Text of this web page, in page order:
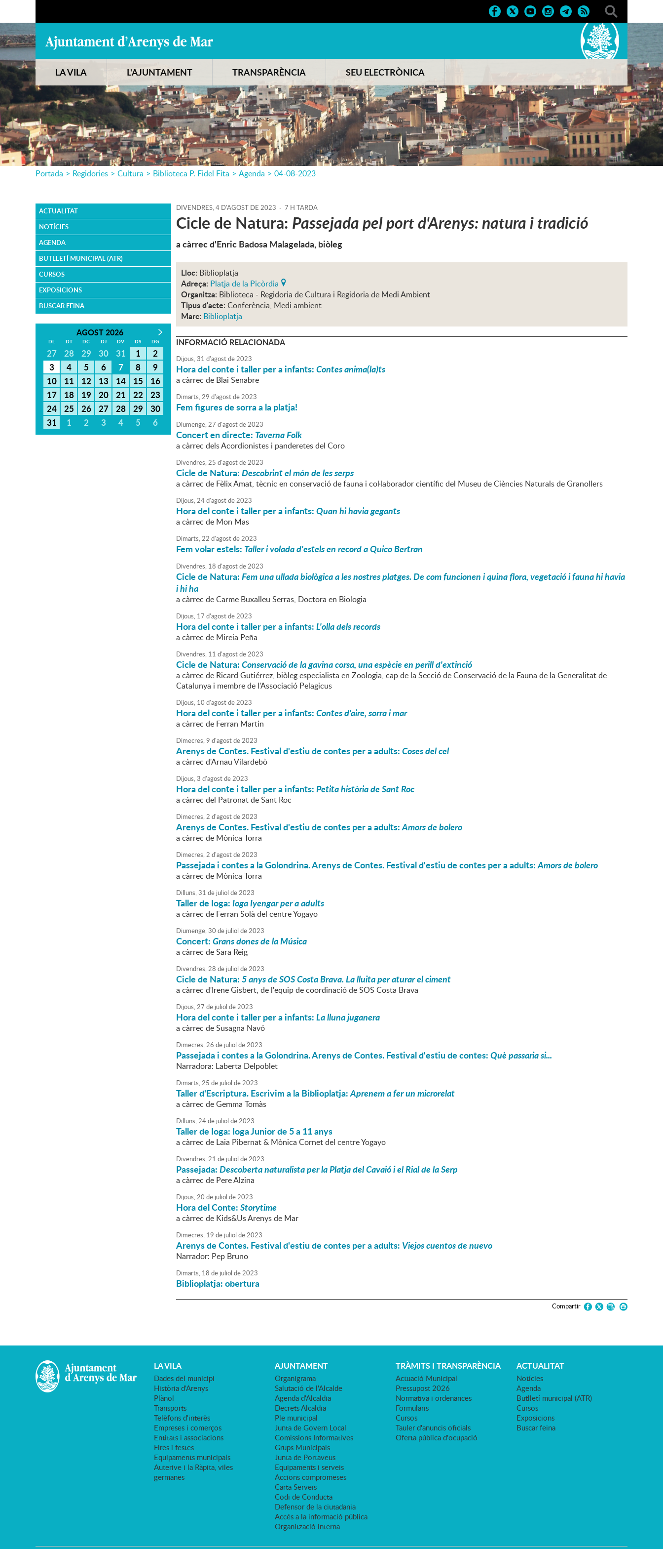
LA VILA L'AJUNTAMENT TRANSPARÈNCIA SEU ELECTRÒNICA
Portada > Regidories > Cultura > Biblioteca P. Fidel Fita > Agenda > 04-08-2023
ACTUALITAT
NOTÍCIES
AGENDA
BUTLLETÍ MUNICIPAL (ATR)
CURSOS
EXPOSICIONS
BUSCAR FEINA
AGOST 2026
DL DT DC DJ DV DS DG
27 28 29 30 31 1
2
3
4 5 6 7 8
9
10
11 12 13 14 15
16
17
18 19 20 21 22
23
24
25 26 27 28 29
30
31
1 2 3 4 5 6
DIVENDRES,4 D'AGOST DE 2023 - 7 H TARDA
Cicle de Natura: Passejada pel port d'Arenys: natura i tradició
a càrrec d'Enric Badosa Malagelada, biòleg
Lloc: Biblioplatja
Adreça: Platja de la Picòrdia
Organitza: Biblioteca - Regidoria de Cultura i Regidoria de Medi Ambient
Tipus d'acte: Conferència, Medi ambient
Marc: Biblioplatja
INFORMACIÓ RELACIONADA
Dijous,31 d'agostde2023
Hora del conte i taller per a infants:Contes anima(la)ts
a càrrec de Blai Senabre
Dimarts,29 d'agostde2023
Fem figures de sorra a la platja!
Diumenge,27 d'agostde2023
Concert en directe: Taverna Folk
a càrrec dels Acordionistes i panderetes del Coro
Divendres,25 d'agostde2023
Cicle de Natura:Descobrint el món de les serps
a càrrec de Fèlix Amat, tècnic en conservació de fauna i col·laborador científic del Museu de Ciències Naturals de Granollers
Dijous,24d'agostde2023
Hora del conte i taller per a infants:Quan hi havia gegants
a càrrec de Mon Mas
Dimarts,22 d'agostde2023
Fem volar estels: Taller i volada d'estels en record a Quico Bertran
Divendres, 18 d'agostde2023
Cicle de Natura:Fem una ullada biològica a les nostres platges. De com funcionen i quina flora, vegetació i fauna hi havia
i hi ha
a càrrec de Carme Buxalleu Serras, Doctora en Biologia
Dijous, 17 d'agostde2023
Hora del conte i taller per a infants:L'olla dels records
a càrrec de Mireia Peña
Divendres, 11 d'agostde2023
Cicle de Natura:Conservació de la gavina corsa, una espècie en perill d'extinció
a càrrec de Ricard Gutiérrez, biòleg especialista en Zoologia, cap de la Secció de Conservació de la Fauna de la Generalitat de
Catalunya i membre de l'Associació Pelagicus
Dijous, 10 d'agostde2023
Hora del conte i taller per a infants:Contes d'aire, sorra i mar
a càrrec de Ferran Martin
Dimecres,9 d'agostde2023
Arenys de Contes. Festival d'estiu de contes per a adults:Coses del cel
a càrrec d'Arnau Vilardebò
Dijous,3 d'agostde2023
Hora del conte i taller per a infants:Petita història de Sant Roc
a càrrec del Patronat de Sant Roc
Dimecres,2 d'agostde2023
Arenys de Contes. Festival d'estiu de contes per a adults:Amors de bolero
a càrrec de Mònica Torra
Dimecres,2 d'agostde2023
Passejada i contes a la Golondrina. Arenys de Contes. Festival d'estiu de contes per a adults:Amors de bolero
a càrrec de Mònica Torra
Dilluns,31 de juliol de2023
Taller de Ioga:Ioga Iyengar per a adults
a càrrec de Ferran Solà del centre Yogayo
Diumenge,30 de juliol de2023
Concert:Grans dones de la Música
a càrrec de Sara Reig
Divendres,28 de juliol de2023
Cicle de Natura:5 anys de SOS Costa Brava. La lluita per aturar el ciment
a càrrec d'Irene Gisbert, de l'equip de coordinació de SOS Costa Brava
Dijous,27 de juliol de2023
Hora del conte i taller per a infants:La lluna juganera
a càrrec de Susagna Navó
Dimecres,26 de juliol de2023
Passejada i contes a la Golondrina. Arenys de Contes. Festival d'estiu de contes:Què passaria si...
Narradora: Laberta Delpoblet
Dimarts,25 de juliol de2023
Taller d'Escriptura. Escrivim a la Biblioplatja:Aprenem a fer un microrelat
a càrrec de Gemma Tomàs
Dilluns,24de juliol de2023
Taller de Ioga: Ioga Junior de 5 a 11 anys
a càrrec de Laia Pibernat & Mònica Cornet del centre Yogayo
Divendres,21 de juliol de2023
Passejada:Descoberta naturalista per la Platja del Cavaió i el Rial de la Serp
a càrrec de Pere Alzina
Dijous,20 de juliol de2023
Hora del Conte:Storytime
a càrrec de Kids&Us Arenys de Mar
Dimecres, 19 de juliol de2023
Arenys de Contes. Festival d'estiu de contes per a adults: Viejos cuentos de nuevo
Narrador: Pep Bruno
Dimarts, 18 de juliol de2023
Biblioplatja: obertura
Compartir
LA VILA
Dades del municipi
Història d'Arenys
Plànol
Transports
Telèfons d'interès
Empreses i comerços
Entitats i associacions
Fires i festes
Equipaments municipals
Auterive i la Ràpita, viles
germanes
AJUNTAMENT
Organigrama
Salutació de l'Alcalde
Agenda d'Alcaldia
Decrets Alcaldia
Ple municipal
Junta de Govern Local
Comissions Informatives
Grups Municipals
Junta de Portaveus
Equipaments i serveis
Accions compromeses
Carta Serveis
Codi de Conducta
Defensor de la ciutadania
Accés a la informació pública
Organització interna
TRÀMITS I TRANSPARÈNCIA
Actuació Municipal
Pressupost 2026
Normativa i ordenances
Formularis
Cursos
Tauler d'anuncis oficials
Oferta pública d'ocupació
ACTUALITAT
Notícies
Agenda
Butlletí municipal (ATR)
Cursos
Exposicions
Buscar feina